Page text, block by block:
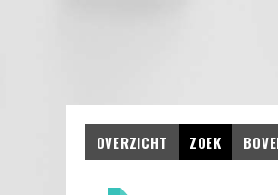
OVERZICHT ZOEK